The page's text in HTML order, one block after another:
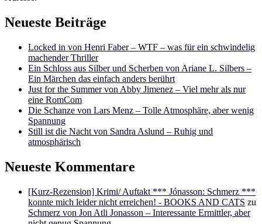
Neueste Beiträge
Locked in von Henri Faber – WTF – was für ein schwindelig
machender Thriller
Ein Schloss aus Silber und Scherben von Ariane L. Silbers –
Ein Märchen das einfach anders berührt
Just for the Summer von Abby Jimenez – Viel mehr als nur
eine RomCom
Die Schanze von Lars Menz – Tolle Atmosphäre, aber wenig
Spannung
Still ist die Nacht von Sandra Aslund – Ruhig und
atmosphärisch
Neueste Kommentare
[Kurz-Rezension] Krimi/ Auftakt *** Jónasson: Schmerz ***
konnte mich leider nicht erreichen! - BOOKS AND CATS zu
Schmerz von Jon Atli Jonasson – Interessante Ermittler, aber